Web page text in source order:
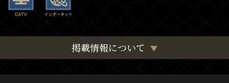
掲載情報について